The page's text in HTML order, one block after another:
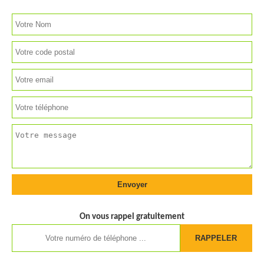
On vous rappel gratuitement